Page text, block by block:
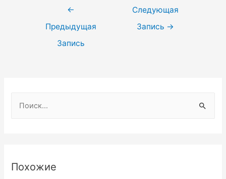
Навигация
записям
←
Предыдущая
Запись
Следующая
Запись →
:Похожие